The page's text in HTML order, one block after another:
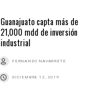
Guanajuato capta más de
21,000 mdd de inversión
industrial
FERNANDO NAVARRETE
DICIEMBRE 12, 2019